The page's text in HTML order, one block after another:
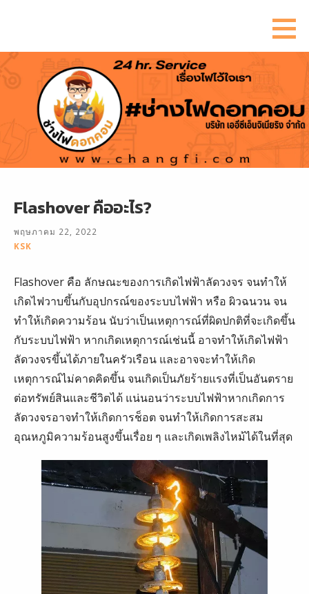
ยัง
เนื้อหา
Flashover คืออะไร?
พฤษภาคม 22, 2022
KSK
Flashover คือ ลักษณะของการเกิดไฟฟ้าลัดวงจร จนทำให้
เกิดไฟวาบขึ้นกับอุปกรณ์ของระบบไฟฟ้า หรือ ผิวฉนวน จน
ทำให้เกิดความร้อน นับว่าเป็นเหตุการณ์ที่ผิดปกติที่จะเกิดขึ้น
กับระบบไฟฟ้า หากเกิดเหตุการณ์เช่นนี้ อาจทำให้เกิดไฟฟ้า
ลัดวงจรขึ้นได้ภายในครัวเรือน และอาจจะทำให้เกิด
เหตุการณ์ไม่คาดคิดขึ้น จนเกิดเป็นภัยร้ายแรงที่เป็นอันตราย
ต่อทรัพย์สินและชีวิตได้ แน่นอนว่าระบบไฟฟ้าหากเกิดการ
ลัดวงจรอาจทำให้เกิดการช็อต จนทำให้เกิดการสะสม
อุณหภูมิความร้อนสูงขึ้นเรื่อย ๆ และเกิดเพลิงไหม้ได้ในที่สุด